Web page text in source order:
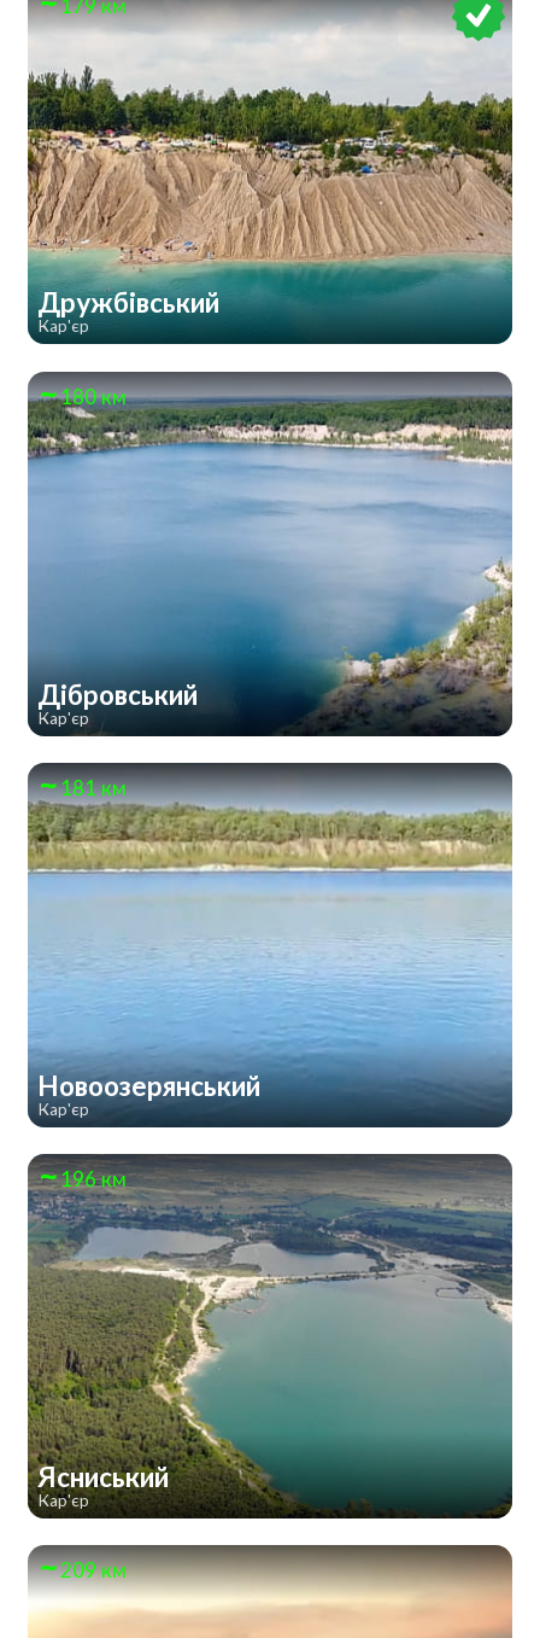
179 км
Дружбівський
Кар'єр
180 км
Дібровський
Кар'єр
181 км
Новоозерянський
Кар'єр
196 км
Ясниський
Кар'єр
209 км